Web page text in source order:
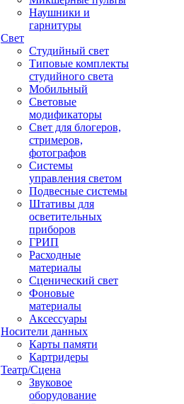
Наушники и
гарнитуры
Свет
Студийный свет
Типовые комплекты
студийного света
Мобильный
Световые
модификаторы
Свет для блогеров,
стримеров,
фотографов
Системы
управления светом
Подвесные системы
Штативы для
осветительных
приборов
ГРИП
Расходные
материалы
Сценический свет
Фоновые
материалы
Аксессуары
Носители данных
Карты памяти
Картридеры
Театр/Сцена
Звуковое
оборудование